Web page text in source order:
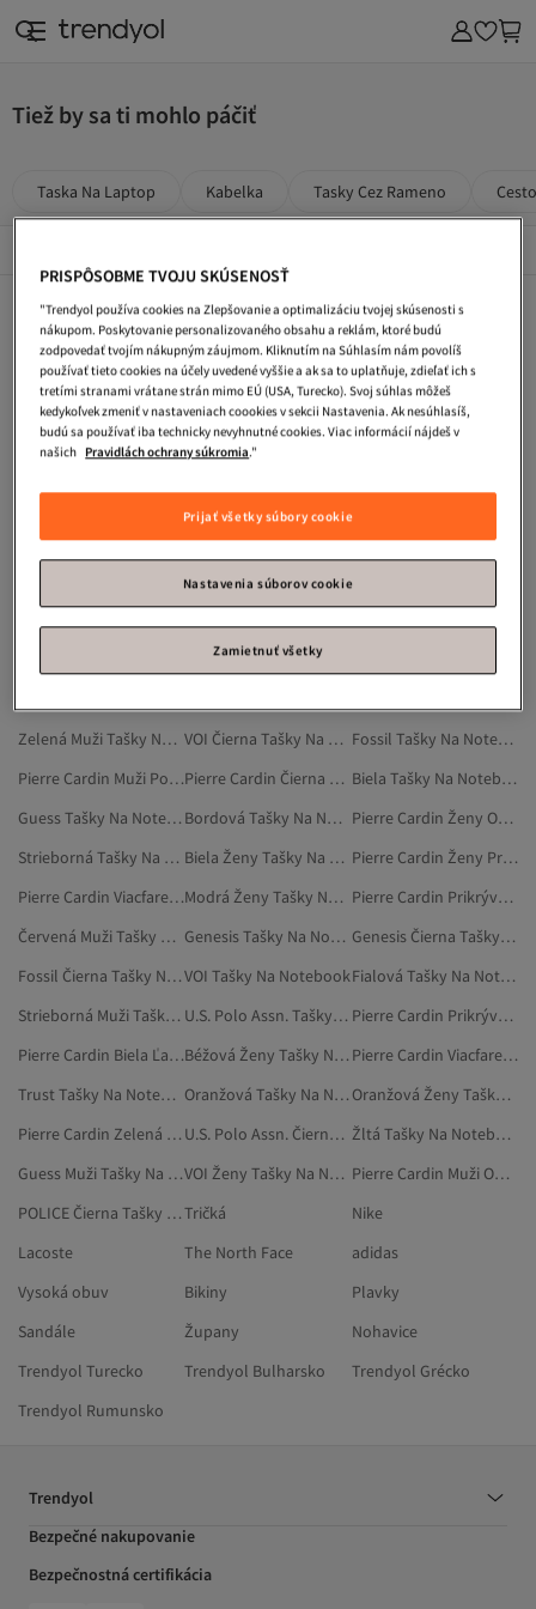
Tiež by sa ti mohlo páčiť
Taska Na Laptop Kabelka Tasky Cez Rameno
Taska Na Laptop Kabelka
Tasky Cez Rameno
Cestovna Taska
Plazova Taska
Ladvinka
Turisticke Topanky
Pracovne Topanky
Zimne Topanky
Pletene Saty
Letne Saty
Dlhe Vecerne Saty
Kokteilove Saty
Saty S Flitrami
Picard Metalická Tašky Na Notebook
Picard Sivá Tašky Na Notebook
Viacfarebná Tašky Na Notebook
Zelená Muži Tašky Na Notebook
VOI Čierna Tašky Na Notebook
Fossil Tašky Na Notebook
Pierre Cardin Muži Portfóliové A Listové Kabelky
Pierre Cardin Čierna Portfóliové A Listové Kabelky
Biela Tašky Na Notebook
Guess Tašky Na Notebook
Bordová Tašky Na Notebook
Pierre Cardin Ženy Oblečenie
Strieborná Tašky Na Notebook
Biela Ženy Tašky Na Notebook
Pierre Cardin Ženy Príslušenstvo
Pierre Cardin Viacfarebná Šatky Na Hlavu
Modrá Ženy Tašky Na Notebook
Pierre Cardin Prikrývka Na Dvojlôžko
Červená Muži Tašky Na Notebook
Genesis Tašky Na Notebook
Genesis Čierna Tašky Na Notebook
Fossil Čierna Tašky Na NotebookVOI Tašky Na Notebook
Fialová Tašky Na Notebook
Strieborná Muži Tašky Na Notebook
U.S. Polo Assn. Tašky Na Notebook
Pierre Cardin Prikrývka A Paplón
Pierre Cardin Biela Ľadvinky
Béžová Ženy Tašky Na Notebook
Pierre Cardin Viacfarebná Opasky
Trust Tašky Na Notebook
Oranžová Tašky Na Notebook
Oranžová Ženy Tašky Na Notebook
Pierre Cardin Zelená Oblečenie
U.S. Polo Assn. Čierna Tašky Na Notebook
Žltá Tašky Na Notebook
Guess Muži Tašky Na Notebook
VOI Ženy Tašky Na Notebook
Pierre Cardin Muži Oblečenie
POLICE Čierna Tašky Na NotebookTričká
Nike
Lacoste
The North Face
adidas
Vysoká obuv
Bikiny
Plavky
Sandále
Župany
Nohavice
Trendyol Turecko
Trendyol Bulharsko
Trendyol Grécko
Trendyol Rumunsko
Trendyol
Bezpečné nakupovanie
Bezpečnostná certifikácia
PRISPÔSOBME TVOJU SKÚSENOSŤ
"Trendyol používa cookies na Zlepšovanie a optimalizáciu tvojej skúsenosti s
nákupom. Poskytovanie personalizovaného obsahu a reklám, ktoré budú
zodpovedať tvojím nákupným záujmom. Kliknutím na Súhlasím nám povolíš
používať tieto cookies na účely uvedené vyššie a ak sa to uplatňuje, zdieľať ich s
tretími stranami vrátane strán mimo EÚ (USA, Turecko). Svoj súhlas môžeš
kedykoľvek zmeniť v nastaveniach coookies v sekcii Nastavenia. Ak nesúhlasíš,
budú sa používať iba technicky nevyhnutné cookies. Viac informácií nájdeš v
našich Pravidlách ochrany súkromia."
Prijať všetky súbory cookie
Nastavenia súborov cookie
Zamietnuť všetky